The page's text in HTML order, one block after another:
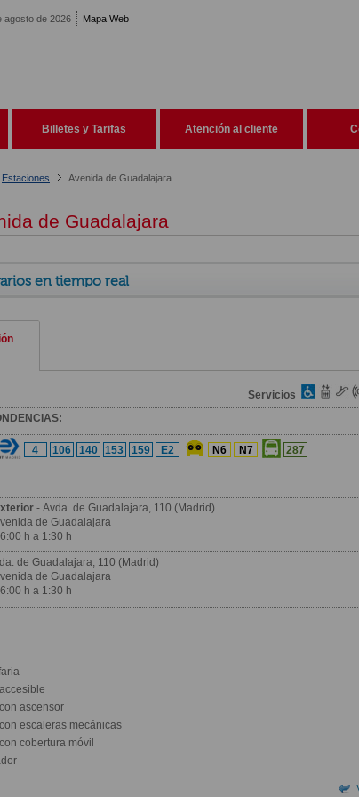
agosto de 2026 Mapa Web
Billetes y Tarifas Atención al cliente
Estaciones Avenida de Guadalajara
de Guadalajara
en tiempo real
Servicios
4 106 140 153 159 E2 N6 N7 287
- Avda. de Guadalajara, 110 (Madrid)
de Guadalajara
h a 1:30 h
de Guadalajara, 110 (Madrid)
de Guadalajara
h a 1:30 h
ascensor
escaleras mecánicas
cobertura móvil